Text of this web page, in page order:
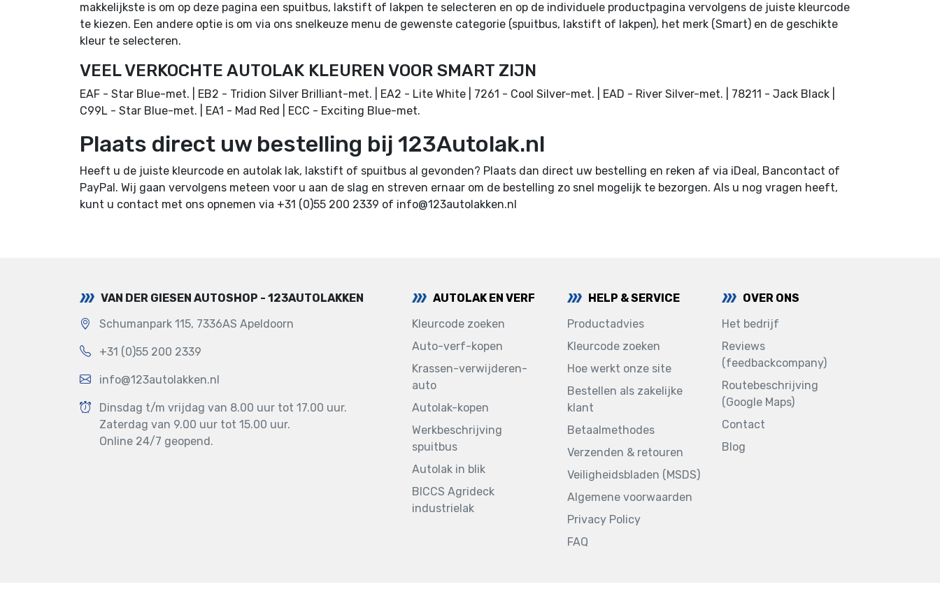
makkelijkste is om op deze pagina een spuitbus, lakstift of lakpen te selecteren en op de individuele productpagina vervolgens de juiste kleurcode
te kiezen. Een andere optie is om via ons snelkeuze menu de gewenste categorie (spuitbus, lakstift of lakpen), het merk (Smart) en de geschikte
kleur te selecteren.
VEEL VERKOCHTE AUTOLAK KLEUREN VOOR SMART ZIJN
EAF - Star Blue-met. | EB2 - Tridion Silver Brilliant-met. | EA2 - Lite White | 7261 - Cool Silver-met. | EAD - River Silver-met. | 78211 - Jack Black |
C99L - Star Blue-met. | EA1 - Mad Red | ECC - Exciting Blue-met.
Plaats direct uw bestelling bij 123Autolak.nl
Heeft u de juiste kleurcode en autolak lak, lakstift of spuitbus al gevonden? Plaats dan direct uw bestelling en reken af via iDeal, Bancontact of
PayPal. Wij gaan vervolgens meteen voor u aan de slag en streven ernaar om de bestelling zo snel mogelijk te bezorgen. Als u nog vragen heeft,
kunt u contact met ons opnemen via +31 (0)55 200 2339 of info@123autolakken.nl
VAN DER GIESEN AUTOSHOP - 123AUTOLAKKEN
Schumanpark 115, 7336AS Apeldoorn
+31 (0)55 200 2339
info@123autolakken.nl
Dinsdag t/m vrijdag van 8.00 uur tot 17.00 uur.
Zaterdag van 9.00 uur tot 15.00 uur.
Online 24/7 geopend.
AUTOLAK EN VERF
Kleurcode zoeken
Auto-verf-kopen
Krassen-verwijderen-
auto
Autolak-kopen
Werkbeschrijving
spuitbus
Autolak in blik
BICCS Agrideck
industrielak
HELP & SERVICE
Productadvies
Kleurcode zoeken
Hoe werkt onze site
Bestellen als zakelijke
klant
Betaalmethodes
Verzenden & retouren
Veiligheidsbladen (MSDS)
Algemene voorwaarden
Privacy Policy
FAQ
OVER ONS
Het bedrijf
Reviews
(feedbackcompany)
Routebeschrijving
(Google Maps)
Contact
Blog